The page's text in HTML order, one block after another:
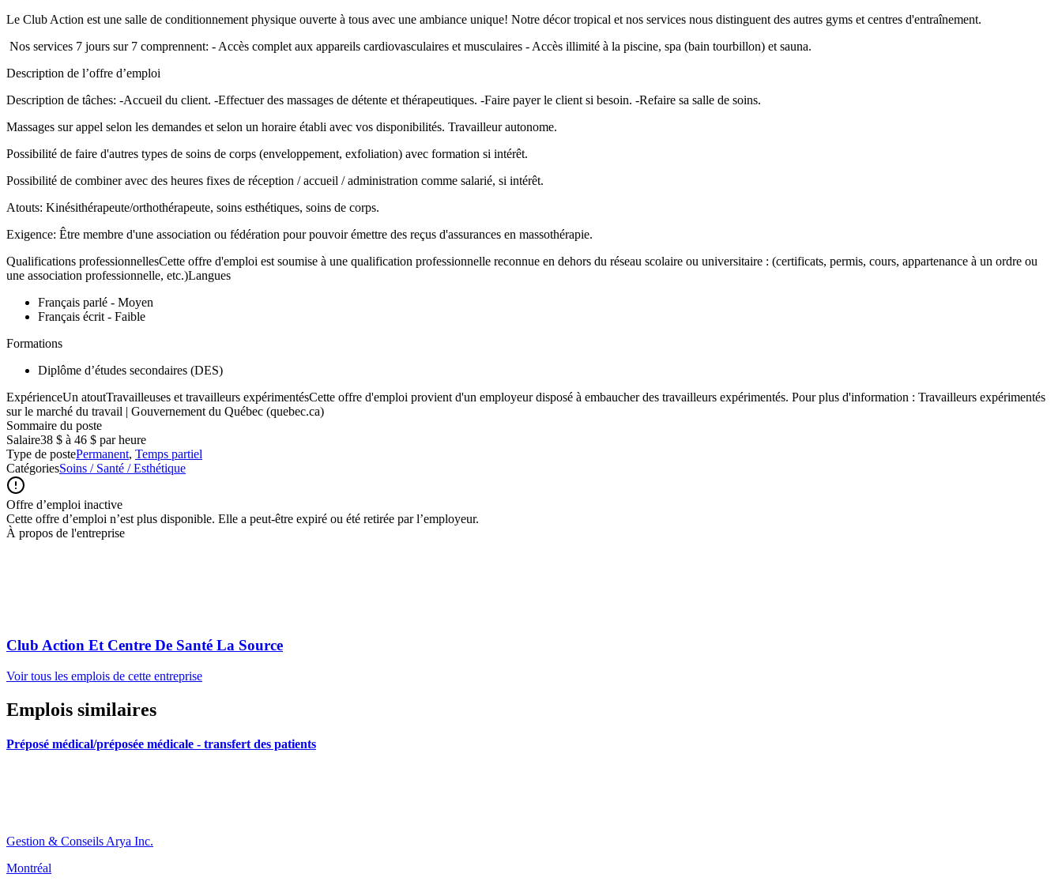
Le Club Action est une salle de conditionnement physique ouverte à tous avec une ambiance unique! Notre décor tropical et nos services nous distinguent des autres gyms et centres d'entraînement.
Nos services 7 jours sur 7 comprennent: - Accès complet aux appareils cardiovasculaires et musculaires - Accès illimité à la piscine, spa (bain tourbillon) et sauna.
Description de l’offre d’emploi
Description de tâches: -Accueil du client. -Effectuer des massages de détente et thérapeutiques. -Faire payer le client si besoin. -Refaire sa salle de soins.
Massages sur appel selon les demandes et selon un horaire établi avec vos disponibilités. Travailleur autonome.
Possibilité de faire d'autres types de soins de corps (enveloppement, exfoliation) avec formation si intérêt.
Possibilité de combiner avec des heures fixes de réception / accueil / administration comme salarié, si intérêt.
Atouts: Kinésithérapeute/orthothérapeute, soins esthétiques, soins de corps.
Exigence: Être membre d'une association ou fédération pour pouvoir émettre des reçus d'assurances en massothérapie.
Qualifications professionnellesCette offre d'emploi est soumise à une qualification professionnelle reconnue en dehors du réseau scolaire ou universitaire : (certificats, permis, cours, appartenance à un ordre ou
une association professionnelle, etc.)Langues
Français parlé - Moyen
Français écrit - Faible
Formations
Diplôme d’études secondaires (DES)
ExpérienceUn atoutTravailleuses et travailleurs expérimentésCette offre d'emploi provient d'un employeur disposé à embaucher des travailleurs expérimentés. Pour plus d'information : Travailleurs expérimentés
sur le marché du travail | Gouvernement du Québec (quebec.ca)
Sommaire du poste
Salaire38 $ à 46 $ par heure
Type de postePermanent, Temps partiel
CatégoriesSoins / Santé / Esthétique
Offre d’emploi inactive
Cette offre d’emploi n’est plus disponible. Elle a peut-être expiré ou été retirée par l’employeur.
À propos de l'entreprise
Club Action Et Centre De Santé La Source
Voir tous les emplois de cette entreprise
Emplois similaires
Préposé médical/préposée médicale - transfert des patients
Gestion & Conseils Arya Inc.
Montréal